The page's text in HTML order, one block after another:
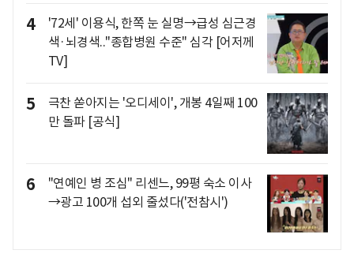
4
'72세' 이용식, 한쪽 눈 실명→급성 심근경
색·뇌경색.."종합병원 수준" 심각 [어저께
TV]
5
극찬 쏟아지는 '오디세이', 개봉 4일째 100
만 돌파 [공식]
6
"연예인 병 조심" 리센느, 99평 숙소 이사
→광고 100개 섭외 줄섰다('전참시')